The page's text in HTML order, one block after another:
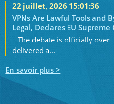
22 juillet, 2026 15:01:36
VPNs Are Lawful Tools and
Legal, Declares EU Supreme
The debate is officially over.
delivered a...
En savoir plus >